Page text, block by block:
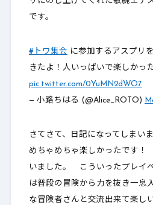
です。
#トワ集会 に参加するアスプリ
きたよ！人いっぱいで楽しかっ
pic.twitter.com/0YuMN2dWO7
— 小路ちはる (@Alice_ROTO)
さてさて、日記になってしまい
めちゃめちゃ楽しかったです
いました。 こういったプレイ
は普段の冒険から力を抜き一息
な冒険者さんと交流出来て楽し